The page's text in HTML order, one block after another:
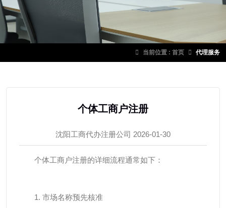
当前位置 : 首页 代理服务
个体工商户注册
沈阳工商代办注册公司 2026-01-30
个体工商户注册的详细流程通常如下：
1. 市场名称预先核准